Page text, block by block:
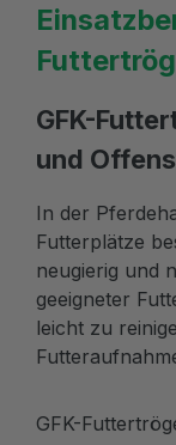
GFK-
und
In der
Futterplätze
neugierig und
geeigneter
leicht zu
GFK-